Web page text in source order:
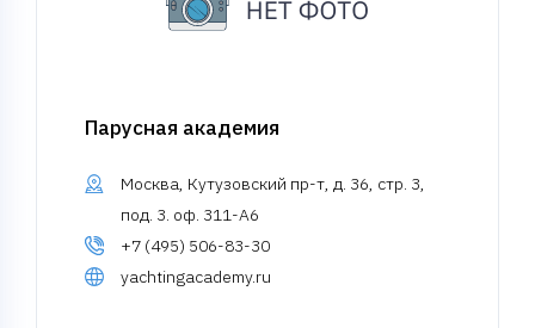
Парусная академия
Москва, Кутузовский пр-т, д. 36, стр. 3,
под. 3. оф. 311-А6
+7 (495) 506-83-30
yachtingacademy.ru